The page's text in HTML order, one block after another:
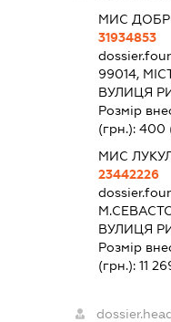
МИС
31934853
99014,
ВУЛИЦЯ
Розмір
(грн.): 400
МИС
23442226
ВУЛИЦЯ
Розмір
(грн.): 11